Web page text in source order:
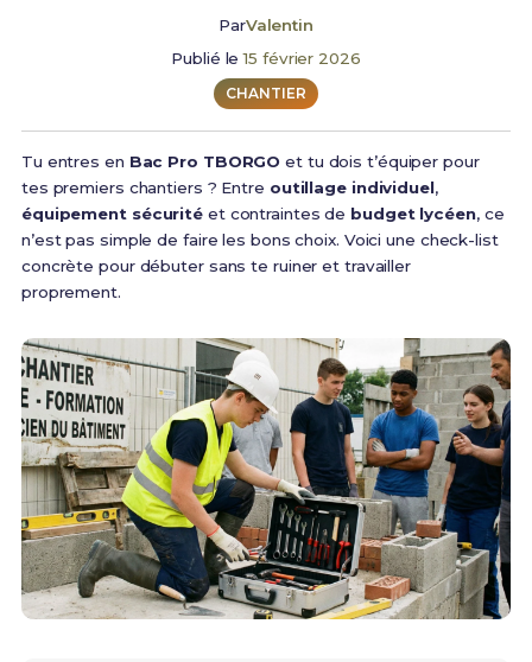
ParValentin
Publié le15 février 2026
CHANTIER
Tu entres en Bac Pro TBORGO et tu dois t’équiper pour
tes premiers chantiers ? Entre outillage individuel,
équipement sécurité et contraintes de budget lycéen, ce
n’est pas simple de faire les bons choix. Voici une check-list
concrète pour débuter sans te ruiner et travailler
proprement.